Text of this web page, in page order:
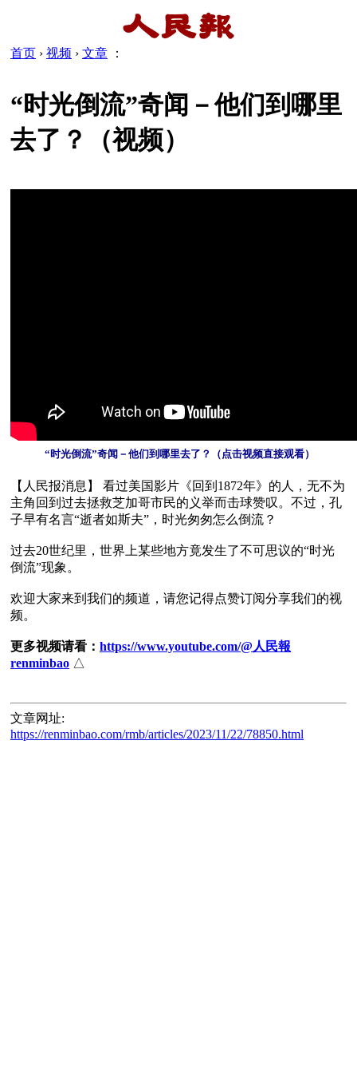
首页 › 视频 › 文章 ：
“时光倒流”奇闻－他们到哪里
去了？（视频）
“时光倒流”奇闻－他们到哪里去了？（点击视频直接观看）
【人民报消息】 看过美国影片《回到1872年》的人，无不为
主角回到过去拯救芝加哥市民的义举而击球赞叹。不过，孔
子早有名言“逝者如斯夫”，时光匆匆怎么倒流？
过去20世纪里，世界上某些地方竟发生了不可思议的“时光
倒流”现象。
欢迎大家来到我们的频道，请您记得点赞订阅分享我们的视
频。
更多视频请看： https://www.youtube.com/@人民報
renminbao
文章网址:
https://renminbao.com/rmb/articles/2023/11/22/78850.html